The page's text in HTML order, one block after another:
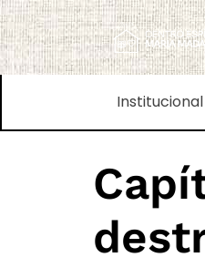
Institucional